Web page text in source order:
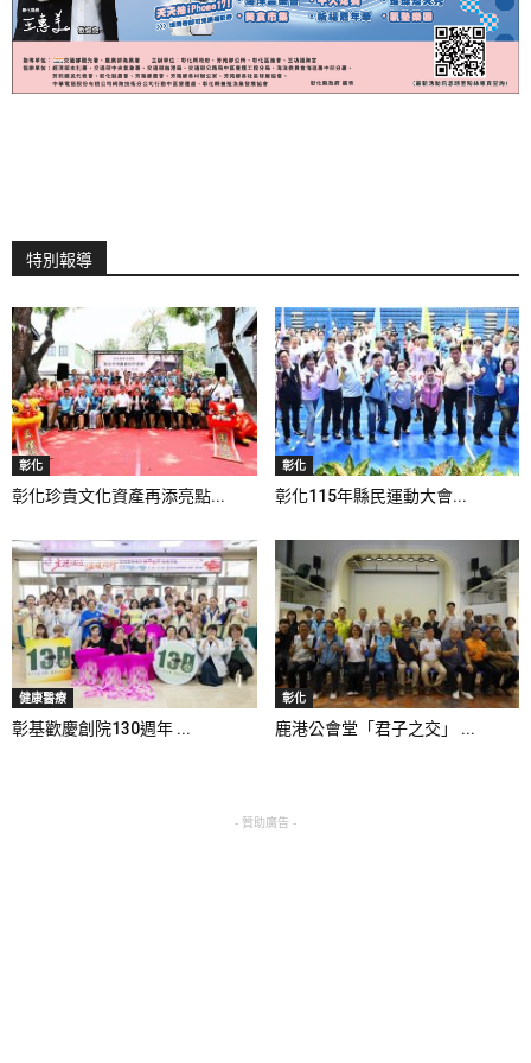
特別報導
彰化
彰化珍貴文化資產再添亮點...
彰化
彰化115年縣民運動大會...
健康醫療
彰基歡慶創院130週年 ...
彰化
鹿港公會堂「君子之交」 ...
- 贊助廣告 -